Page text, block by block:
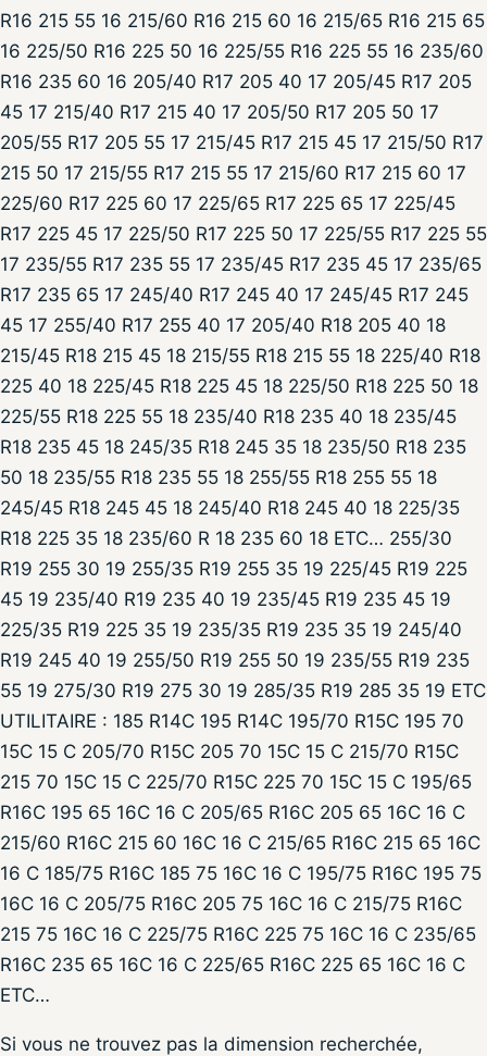
R16 215 55 16 215/60 R16 215 60 16 215/65 R16 215 65
16 225/50 R16 225 50 16 225/55 R16 225 55 16 235/60
R16 235 60 16 205/40 R17 205 40 17 205/45 R17 205
45 17 215/40 R17 215 40 17 205/50 R17 205 50 17
205/55 R17 205 55 17 215/45 R17 215 45 17 215/50 R17
215 50 17 215/55 R17 215 55 17 215/60 R17 215 60 17
225/60 R17 225 60 17 225/65 R17 225 65 17 225/45
R17 225 45 17 225/50 R17 225 50 17 225/55 R17 225 55
17 235/55 R17 235 55 17 235/45 R17 235 45 17 235/65
R17 235 65 17 245/40 R17 245 40 17 245/45 R17 245
45 17 255/40 R17 255 40 17 205/40 R18 205 40 18
215/45 R18 215 45 18 215/55 R18 215 55 18 225/40 R18
225 40 18 225/45 R18 225 45 18 225/50 R18 225 50 18
225/55 R18 225 55 18 235/40 R18 235 40 18 235/45
R18 235 45 18 245/35 R18 245 35 18 235/50 R18 235
50 18 235/55 R18 235 55 18 255/55 R18 255 55 18
245/45 R18 245 45 18 245/40 R18 245 40 18 225/35
R18 225 35 18 235/60 R 18 235 60 18 ETC… 255/30
R19 255 30 19 255/35 R19 255 35 19 225/45 R19 225
45 19 235/40 R19 235 40 19 235/45 R19 235 45 19
225/35 R19 225 35 19 235/35 R19 235 35 19 245/40
R19 245 40 19 255/50 R19 255 50 19 235/55 R19 235
55 19 275/30 R19 275 30 19 285/35 R19 285 35 19 ETC
UTILITAIRE : 185 R14C 195 R14C 195/70 R15C 195 70
15C 15 C 205/70 R15C 205 70 15C 15 C 215/70 R15C
215 70 15C 15 C 225/70 R15C 225 70 15C 15 C 195/65
R16C 195 65 16C 16 C 205/65 R16C 205 65 16C 16 C
215/60 R16C 215 60 16C 16 C 215/65 R16C 215 65 16C
16 C 185/75 R16C 185 75 16C 16 C 195/75 R16C 195 75
16C 16 C 205/75 R16C 205 75 16C 16 C 215/75 R16C
215 75 16C 16 C 225/75 R16C 225 75 16C 16 C 235/65
R16C 235 65 16C 16 C 225/65 R16C 225 65 16C 16 C
ETC…
Si vous ne trouvez pas la dimension recherchée,